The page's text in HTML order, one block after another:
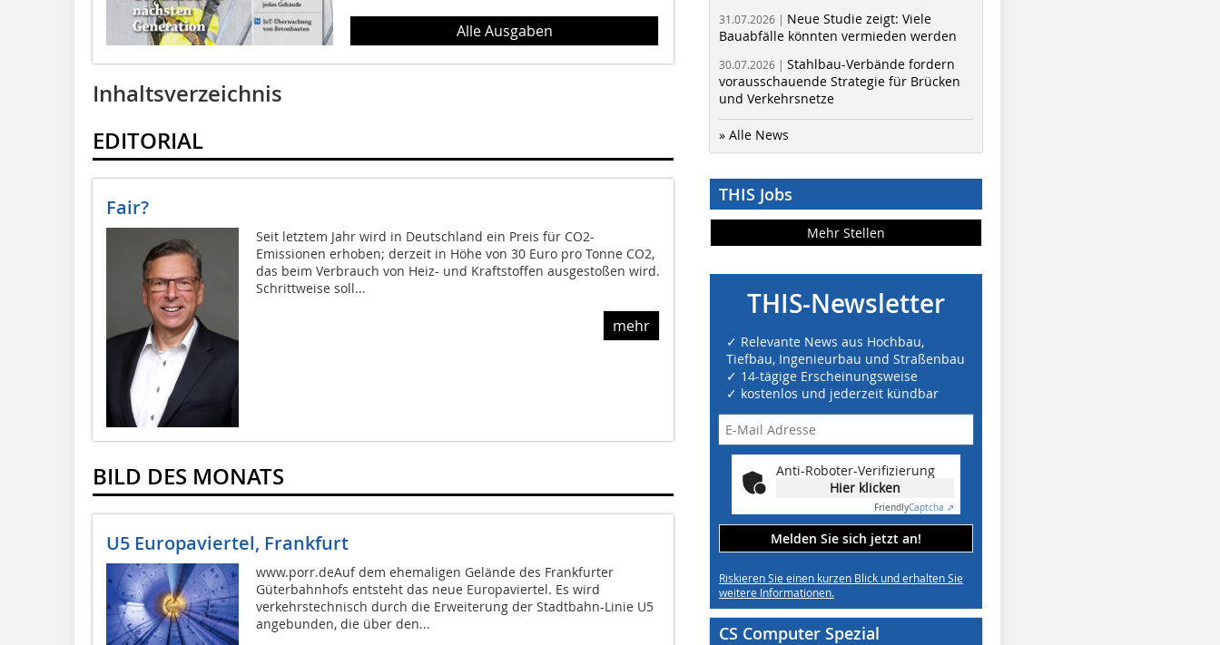
Alle Ausgaben
Inhaltsverzeichnis
EDITORIAL
Fair?
Seit letztem Jahr wird in Deutschland ein Preis für CO2-
Emissionen erhoben; derzeit in Höhe von 30 Euro pro Tonne CO2,
das beim Verbrauch von Heiz- und Kraftstoffen ausgestoßen wird.
Schrittweise soll...
mehr
BILD DES MONATS
U5 Europaviertel, Frankfurt
www.porr.deAuf dem ehemaligen Gelände des Frankfurter
Güterbahnhofs entsteht das neue Europaviertel. Es wird
verkehrstechnisch durch die Erweiterung der Stadtbahn-Linie U5
angebunden, die über den...
31.07.2026 | Neue Studie zeigt: Viele
Bauabfälle könnten vermieden werden
30.07.2026 | Stahlbau-Verbände fordern
vorausschauende Strategie für Brücken
und Verkehrsnetze
» Alle News
THIS Jobs
Mehr Stellen
THIS-Newsletter
✓ Relevante News aus Hochbau,
Tiefbau, Ingenieurbau und Straßenbau
✓ 14-tägige Erscheinungsweise
✓ kostenlos und jederzeit kündbar
Anti-Roboter-Verifizierung
Hier klicken
FriendlyCaptcha ⇗
Melden Sie sich jetzt an!
Riskieren Sie einen kurzen Blick und erhalten Sie
weitere Informationen.
CS Computer Spezial